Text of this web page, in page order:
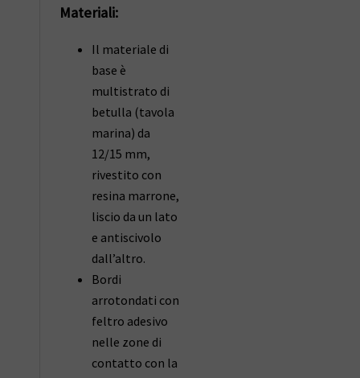
Materiali:
Il materiale di
base è
multistrato di
betulla (tavola
marina) da
12/15 mm,
rivestito con
resina marrone,
liscio da un lato
e antiscivolo
dall’altro.
Bordi
arrotondati con
feltro adesivo
nelle zone di
contatto con la